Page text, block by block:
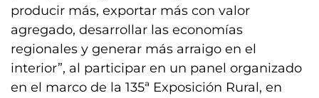
producir más, exportar más con valor
agregado, desarrollar las economías
regionales y generar más arraigo en el
interior”, al participar en un panel organizado
en el marco de la 135ª Exposición Rural, en